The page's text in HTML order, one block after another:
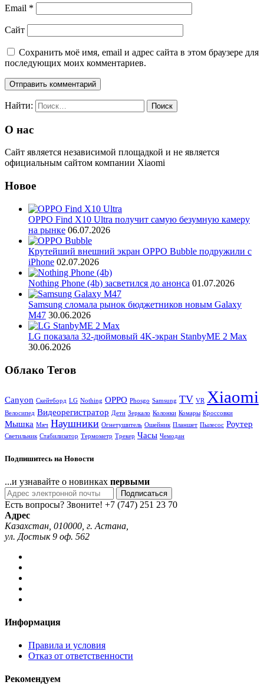
Email *
Сайт
Сохранить моё имя, email и адрес сайта в этом браузере для
последующих моих комментариев.
Найти:
О нас
Сайт является независимой площадкой и не является
официальным сайтом компании Xiaomi
Новое
OPPO Find X10 Ultra получит самую безумную камеру
на рынке 06.07.2026
Крутейший внешний экран OPPO Bubble подружили с
iPhone 02.07.2026
Nothing Phone (4b) засветился до анонса 01.07.2026
Samsung сломала рынок бюджетников новым Galaxy
M47 30.06.2026
LG показала 32-дюймовый 4K-экран StanbyME 2 Max
30.06.2026
Облако Тегов
Canyon Cкейтборд LG Nothing OPPO Phosgo Samsung TV VR Xiaomi
Велосипед Видеорегистратор Дети Зеркало Колонки Комары Кроссовки
Мышка Мяч Наушники Огнетушитель Ошейник Планшет Пылесос Роутер
Светильник Стабилизатор Термометр Трекер Часы Чемодан
Подпишитесь на Новости
...и узнавайте о новинках первыми
Подписаться
Есть вопросы? Звоните! +7 (747) 251 23 70
Адрес
Казахстан, 010000, г. Астана,
ул. Достык 9 оф. 562
Информация
Правила и условия
Отказ от ответственности
Рекомендуем